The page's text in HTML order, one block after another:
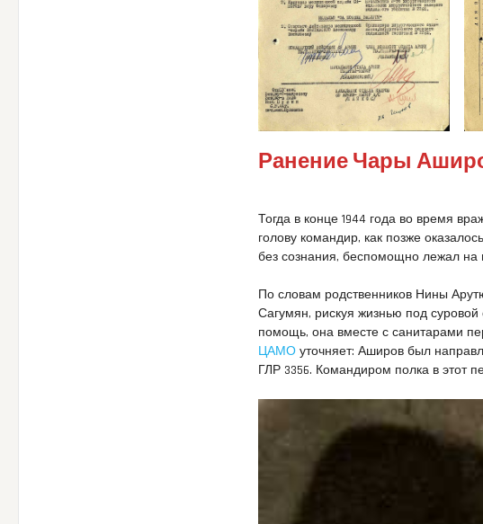
Ранение Чары
Тогда в конце 1944 года во время
голову командир, как позже
без сознания, беспомощно лежал на
По словам родственников Нины
Сагумян, рискуя жизнью под
помощь, она вместе с санитарами
ЦАМО уточняет: Аширов был
ГЛР 3356. Командиром полка в этот